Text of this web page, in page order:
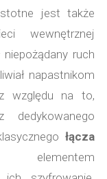
jest także
wewnętrznej
ruch
napastnikom
względu na to,
łącza
elementem